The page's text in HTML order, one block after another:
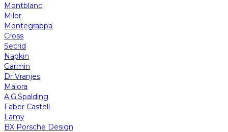
Montblanc
Milor
Montegrappa
Cross
Secrid
Napkin
Garmin
Dr Vranjes
Maiora
A.G.Spalding
Faber Castell
Lamy
BX Porsche Design